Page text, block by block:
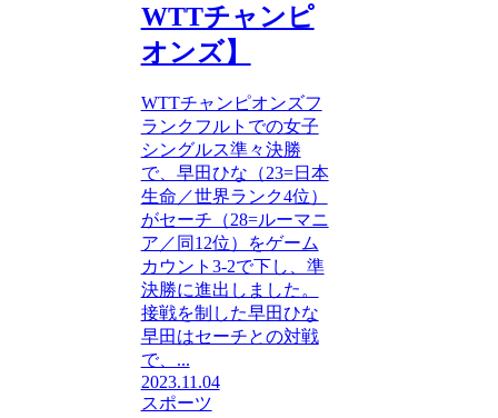
WTTチャンピ
オンズ】
WTTチャンピオンズフ
ランクフルトでの女子
シングルス準々決勝
で、早田ひな（23=日本
生命／世界ランク4位）
がセーチ（28=ルーマニ
ア／同12位）をゲーム
カウント3-2で下し、準
決勝に進出しました。
接戦を制した早田ひな
早田はセーチとの対戦
で、...
2023.11.04
スポーツ